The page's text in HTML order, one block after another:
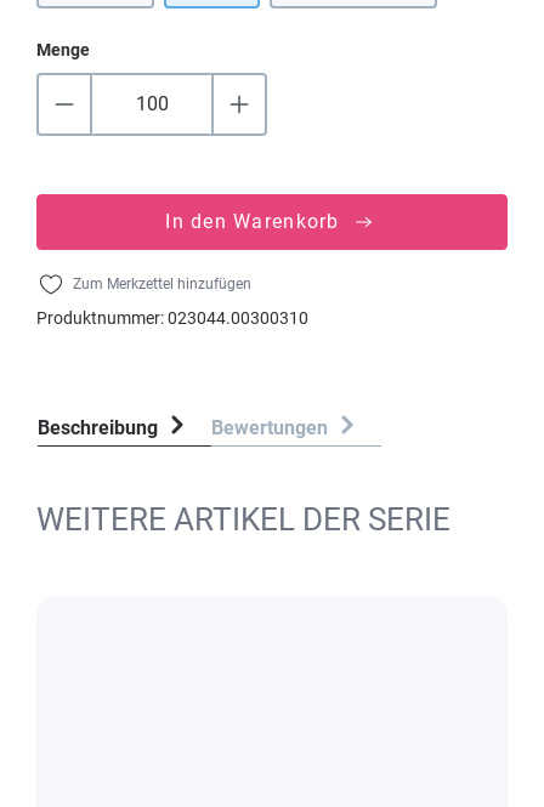
Menge
In den Warenkorb
Zum Merkzettel hinzufügen
Produktnummer:023044.00300310
Beschreibung Bewertungen
WEITERE ARTIKEL DER SERIE